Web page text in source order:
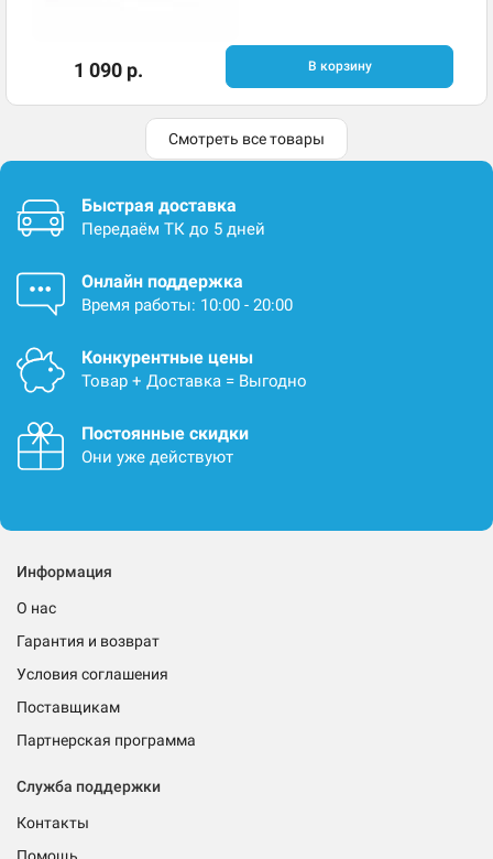
1 090 р. В корзину
Смотреть все товары
Быстрая доставка
Передаём ТК до 5 дней
Онлайн поддержка
Время работы: 10:00 - 20:00
Конкурентные цены
Товар + Доставка = Выгодно
Постоянные скидки
Они уже действуют
Информация
О нас
Гарантия и возврат
Условия соглашения
Поставщикам
Партнерская программа
Служба поддержки
Контакты